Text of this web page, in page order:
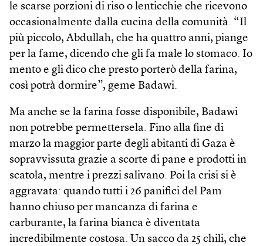
le scarse porzioni di riso o lenticchie che ricevono
occasionalmente dalla cucina della comunità. “Il
più piccolo, Abdullah, che ha quattro anni, piange
per la fame, dicendo che gli fa male lo stomaco. Io
mento e gli dico che presto porterò della farina,
così potrà dormire”, geme Badawi.
Ma anche se la farina fosse disponibile, Badawi
non potrebbe permettersela. Fino alla fine di
marzo la maggior parte degli abitanti di Gaza è
sopravvissuta grazie a scorte di pane e prodotti in
scatola, mentre i prezzi salivano. Poi la crisi si è
aggravata: quando tutti i 26 panifici del Pam
hanno chiuso per mancanza di farina e
carburante, la farina bianca è diventata
incredibilmente costosa. Un sacco da 25 chili, che